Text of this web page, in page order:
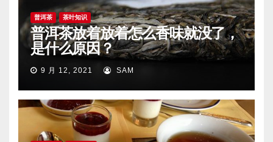
普洱茶 茶叶知识
普洱茶放着放着怎么香味就没了，
是什么原因？
9 月 12, 2021 SAM